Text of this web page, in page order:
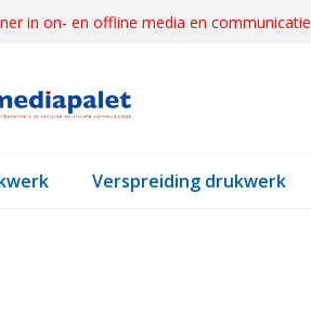
in on- en offline media en communicatie
Verspreiding drukwerk